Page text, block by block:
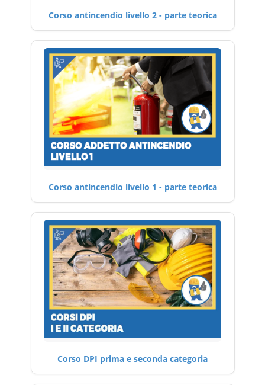
Corso antincendio livello 2 - parte teorica
Corso antincendio livello 1 - parte teorica
Corso DPI prima e seconda categoria